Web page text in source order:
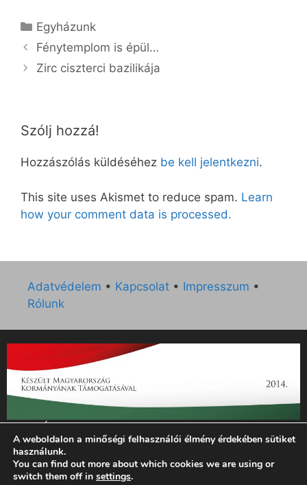
Kategória
Egyházunk
Fénytemplom is épül…
Zirc ciszterci bazilikája
Szólj hozzá!
Hozzászólás küldéséhez be kell jelentkezni.
This site uses Akismet to reduce spam. Learn
how your comment data is processed.
Adatvédelem • Kapcsolat • Impresszum •
Rólunk
„Az Új Ember katolikus hetilap 2014. évi működésének
támogatását az EGYH-KCP-14-P-0121 sz. támogatási
szerződés keretében 3 000 000 Ft összegben támogatta az
Emberi Erőforrások Minisztériuma.”
A weboldalon a minőségi felhasználói élmény érdekében sütiket
használunk.
You can find out more about which cookies we are using or
switch them off in settings.